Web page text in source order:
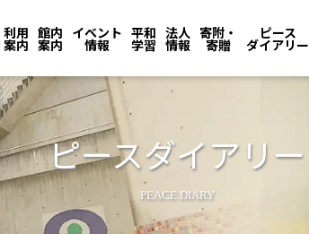
利用
案内
館内
案内
イベント
情報
平和
学習
法人
情報
寄附・
寄贈
ピース
ダイアリー
ピースダイアリー
PEACE DIARY